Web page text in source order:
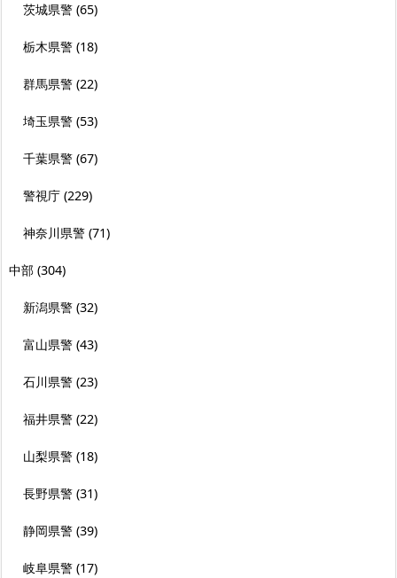
茨城県警 (65)
栃木県警 (18)
群馬県警 (22)
埼玉県警 (53)
千葉県警 (67)
警視庁 (229)
神奈川県警 (71)
中部 (304)
新潟県警 (32)
富山県警 (43)
石川県警 (23)
福井県警 (22)
山梨県警 (18)
長野県警 (31)
静岡県警 (39)
岐阜県警 (17)